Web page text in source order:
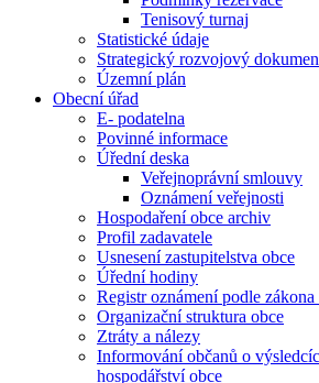
Tenisový turnaj
Statistické údaje
Strategický rozvojový
Územní plán
Obecní úřad
E- podatelna
Povinné informace
Úřední deska
Veřejnoprávní smlouvy
Oznámení veřejnosti
Hospodaření obce archiv
Profil zadavatele
Usnesení zastupitelstva obce
Úřední hodiny
Registr oznámení podle zákona
Organizační struktura obce
Ztráty a nálezy
Informování občanů o
hospodářství obce